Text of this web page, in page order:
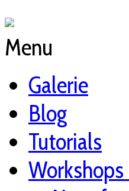
Menu
Galerie
Blog
Tutorials